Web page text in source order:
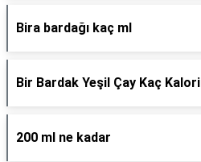
Bira bardağı kaç ml
Bir Bardak Yeşil Çay Kaç Kalori
200 ml ne kadar